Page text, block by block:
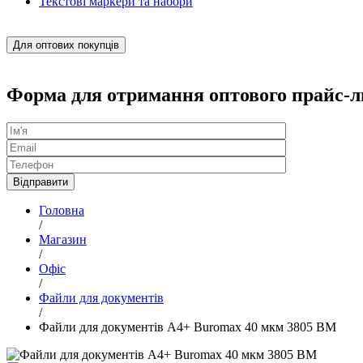
Для оптових покупців
Форма для отримання оптового прайс-
Головна
/
Магазин
/
Офіс
/
Файли для документів
/
Файли для документів А4+ Buromax 40 мкм 3805 ВМ